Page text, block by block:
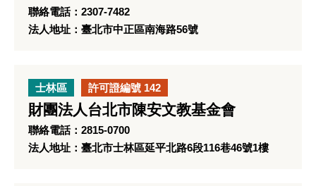
聯絡電話：2307-7482
法人地址：臺北市中正區南海路56號
士林區 許可證編號 142
財團法人台北市陳安文教基金會
聯絡電話：2815-0700
法人地址：臺北市士林區延平北路6段116巷46號1樓